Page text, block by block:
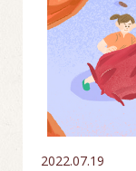
2022.07.19